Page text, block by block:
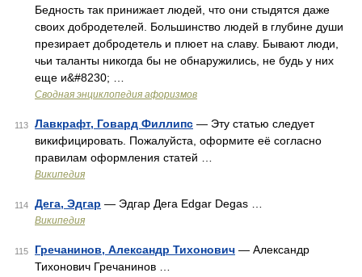
Бедность так принижает людей, что они стыдятся даже
своих добродетелей. Большинство людей в глубине души
презирает добродетель и плюет на славу. Бывают люди,
чьи таланты никогда бы не обнаружились, не будь у них
еще и&#8230; …
Сводная энциклопедия афоризмов
113 Лавкрафт, Говард Филлипс — Эту статью следует
викифицировать. Пожалуйста, оформите её согласно
правилам оформления статей …
Википедия
114 Дега, Эдгар — Эдгар Дега Edgar Degas …
Википедия
115 Гречанинов, Александр Тихонович — Александр
Тихонович Гречанинов …